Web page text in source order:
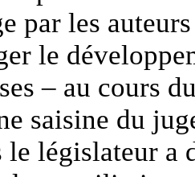
par les
le
– au cours
saisine du
le législateur a